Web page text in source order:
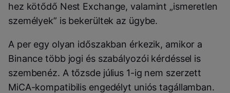
hez kötődő Nest Exchange, valamint „ismeretlen
személyek” is bekerültek az ügybe.
A per egy olyan időszakban érkezik, amikor a
Binance több jogi és szabályozói kérdéssel is
szembenéz. A tőzsde július 1-ig nem szerzett
MiCA-kompatibilis engedélyt uniós tagállamban.